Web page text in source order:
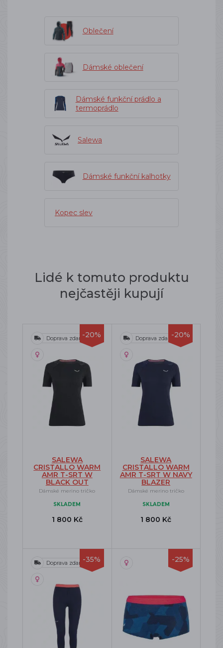
Oblečení
Dámské oblečení
Dámské funkční prádlo a
termoprádlo
Salewa
Dámské funkční kalhotky
Kopec slev
Lidé k tomuto produktu
nejčastěji kupují
-20%
Doprava zdarma
SALEWA
CRISTALLO WARM
AMR T-SRT W
BLACK OUT
Dámské merino tričko
SKLADEM
1 800 Kč
-20%
Doprava zdarma
SALEWA
CRISTALLO WARM
AMR T-SRT W NAVY
BLAZER
Dámské merino tričko
SKLADEM
1 800 Kč
-35%
Doprava zdarma -25%